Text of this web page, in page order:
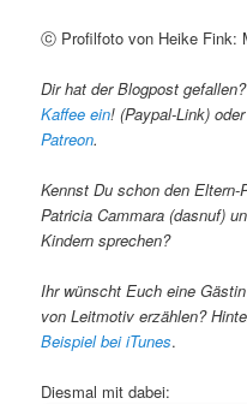
ⓒ Profilfoto von Heike Fink:
Dir hat der Blogpost
Kaffee ein! (Paypal-Link)
Patreon.
Kennst Du schon den Eltern-
Patricia Cammara (dasnuf)
Kindern sprechen?
Ihr wünscht Euch eine
von Leitmotiv erzählen?
Beispiel bei iTunes.
Diesmal mit dabei: